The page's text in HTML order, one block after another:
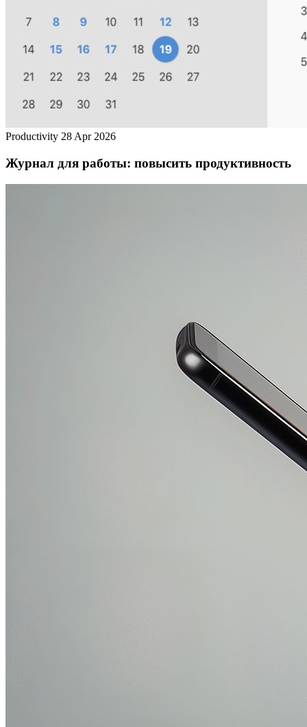
Productivity 28 Apr 2026
Журнал для работы: повысить продуктивность